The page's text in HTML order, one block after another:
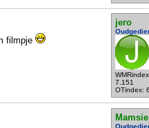
jero
7.151
OTindex:
filmpje
Mamsie